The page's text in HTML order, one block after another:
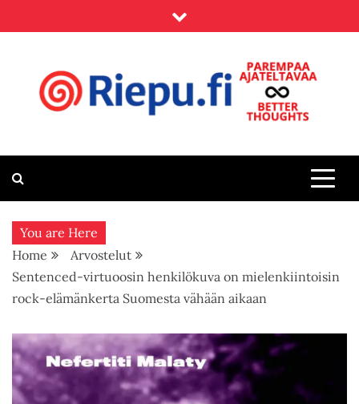
to
Riepu.fi
You are Here
Home
Arvostelut
Sentenced-virtuoosin henkilökuva on mielenkiintoisin
rock-elämänkerta Suomesta vähään aikaan